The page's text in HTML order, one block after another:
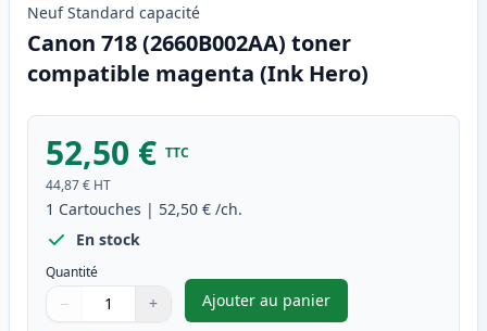
Neuf Standard capacité
Canon 718 (2660B002AA) toner
compatible magenta (Ink Hero)
52,50 € TTC
44,87 € HT
1 Cartouches | 52,50 € /ch.
En stock
Quantité
Quantité
Utilisez les boutons pour ajuster
− +
Quantité
Ajouter au panier
,Canon 718 (2660B002AA)